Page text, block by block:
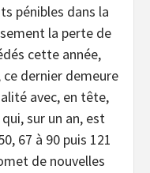
pénibles dans la
la perte de
cette année,
dernier demeure
avec, en tête,
sur un an, est
67 à 90 puis 121
de nouvelles